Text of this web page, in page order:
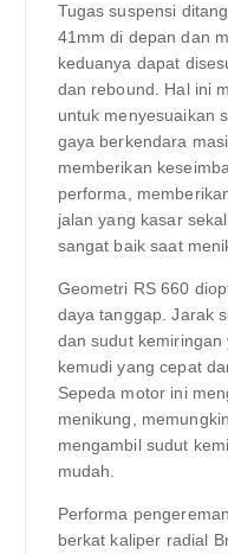
Tugas suspensi
41mm di depan dan
keduanya dapat
dan rebound. Hal ini
untuk menyesuaikan
gaya berkendara
memberikan
performa,
jalan yang kasar
sangat baik saat
Geometri RS 660
daya tanggap. Jarak
dan sudut
kemudi yang cepat
Sepeda motor ini
menikung,
mengambil sudut
mudah.
Performa
berkat kaliper radial